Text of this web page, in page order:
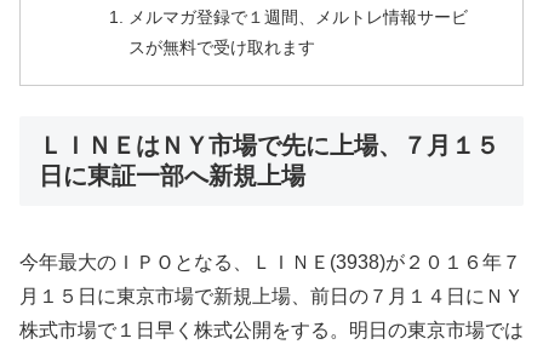
メルマガ登録で１週間、メルトレ情報サービ
スが無料で受け取れます
ＬＩＮＥはＮＹ市場で先に上場、７月１５
日に東証一部へ新規上場
今年最大のＩＰＯとなる、ＬＩＮＥ(3938)が２０１６年７
月１５日に東京市場で新規上場、前日の７月１４日にＮＹ
株式市場で１日早く株式公開をする。明日の東京市場では